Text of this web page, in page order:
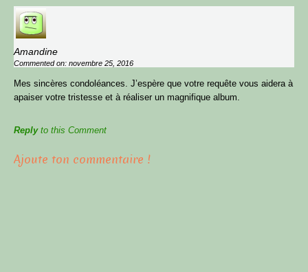
Amandine
Commented on: novembre 25, 2016
Mes sincères condoléances. J’espère que votre requête vous aidera à
apaiser votre tristesse et à réaliser un magnifique album.
Replyto this Comment
Ajoute ton commentaire !